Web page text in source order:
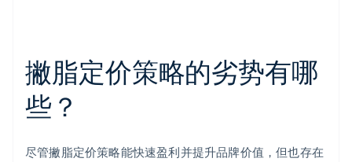
撇脂定价策略的劣势有哪
些？
尽管撇脂定价策略能快速盈利并提升品牌价值，但也存在